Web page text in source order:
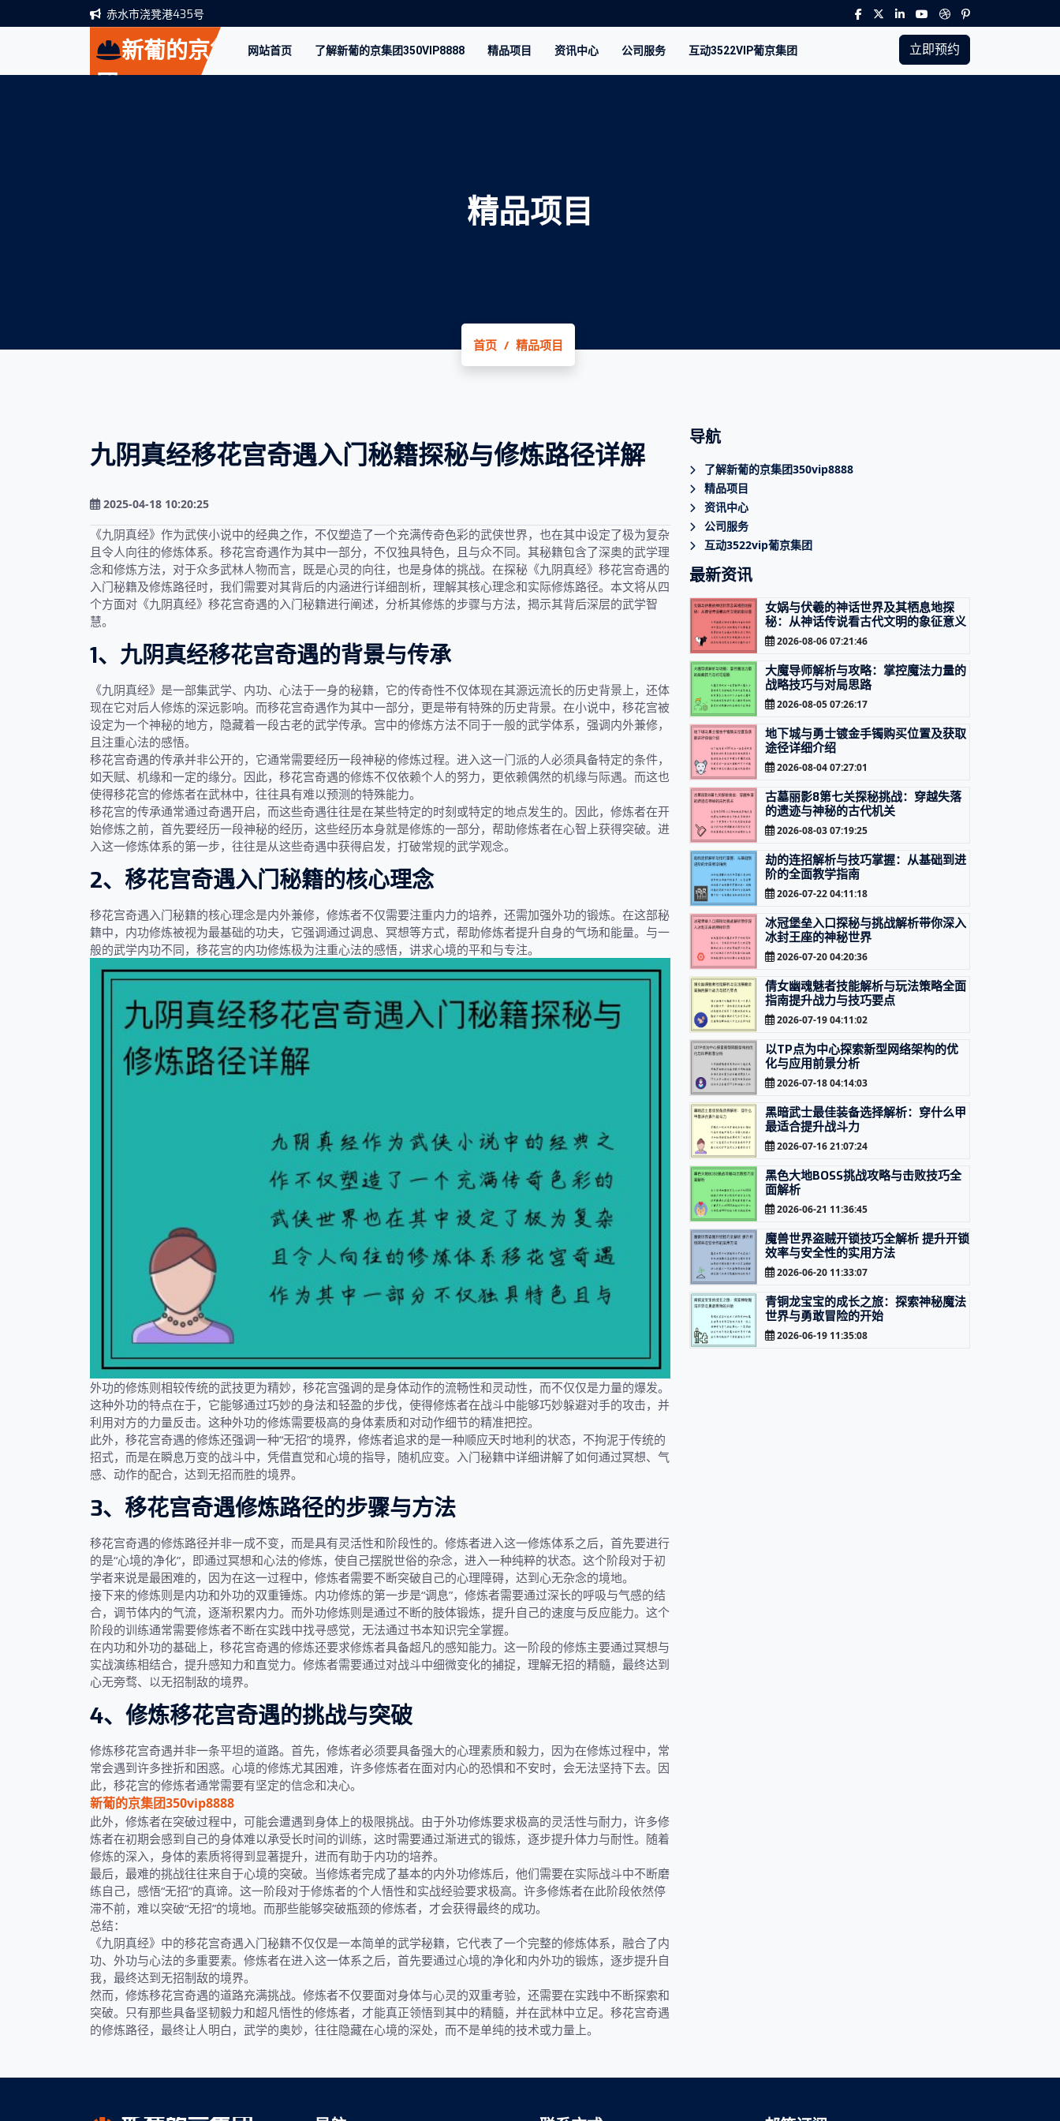
赤水市浇凳港435号
新葡的京集
团
网站首页 了解新葡的京集团350VIP8888 精品项目 资讯中心 公司服务 互动3522VIP葡京集团 立即预约
精品项目
首页 精品项目
九阴真经移花宫奇遇入门秘籍探秘与修炼路径详解
2025-04-18 10:20:25
《九阴真经》作为武侠小说中的经典之作，不仅塑造了一个充满传奇色彩的武侠世界，也在其中设定了极为复杂
且令人向往的修炼体系。移花宫奇遇作为其中一部分，不仅独具特色，且与众不同。其秘籍包含了深奥的武学理
念和修炼方法，对于众多武林人物而言，既是心灵的向往，也是身体的挑战。在探秘《九阴真经》移花宫奇遇的
入门秘籍及修炼路径时，我们需要对其背后的内涵进行详细剖析，理解其核心理念和实际修炼路径。本文将从四
个方面对《九阴真经》移花宫奇遇的入门秘籍进行阐述，分析其修炼的步骤与方法，揭示其背后深层的武学智
慧。
1、九阴真经移花宫奇遇的背景与传承
《九阴真经》是一部集武学、内功、心法于一身的秘籍，它的传奇性不仅体现在其源远流长的历史背景上，还体
现在它对后人修炼的深远影响。而移花宫奇遇作为其中一部分，更是带有特殊的历史背景。在小说中，移花宫被
设定为一个神秘的地方，隐藏着一段古老的武学传承。宫中的修炼方法不同于一般的武学体系，强调内外兼修，
且注重心法的感悟。
移花宫奇遇的传承并非公开的，它通常需要经历一段神秘的修炼过程。进入这一门派的人必须具备特定的条件，
如天赋、机缘和一定的缘分。因此，移花宫奇遇的修炼不仅依赖个人的努力，更依赖偶然的机缘与际遇。而这也
使得移花宫的修炼者在武林中，往往具有难以预测的特殊能力。
移花宫的传承通常通过奇遇开启，而这些奇遇往往是在某些特定的时刻或特定的地点发生的。因此，修炼者在开
始修炼之前，首先要经历一段神秘的经历，这些经历本身就是修炼的一部分，帮助修炼者在心智上获得突破。进
入这一修炼体系的第一步，往往是从这些奇遇中获得启发，打破常规的武学观念。
2、移花宫奇遇入门秘籍的核心理念
移花宫奇遇入门秘籍的核心理念是内外兼修，修炼者不仅需要注重内力的培养，还需加强外功的锻炼。在这部秘
籍中，内功修炼被视为最基础的功夫，它强调通过调息、冥想等方式，帮助修炼者提升自身的气场和能量。与一
般的武学内功不同，移花宫的内功修炼极为注重心法的感悟，讲求心境的平和与专注。
外功的修炼则相较传统的武技更为精妙，移花宫强调的是身体动作的流畅性和灵动性，而不仅仅是力量的爆发。
这种外功的特点在于，它能够通过巧妙的身法和轻盈的步伐，使得修炼者在战斗中能够巧妙躲避对手的攻击，并
利用对方的力量反击。这种外功的修炼需要极高的身体素质和对动作细节的精准把控。
此外，移花宫奇遇的修炼还强调一种“无招”的境界，修炼者追求的是一种顺应天时地利的状态，不拘泥于传统的
招式，而是在瞬息万变的战斗中，凭借直觉和心境的指导，随机应变。入门秘籍中详细讲解了如何通过冥想、气
感、动作的配合，达到无招而胜的境界。
3、移花宫奇遇修炼路径的步骤与方法
移花宫奇遇的修炼路径并非一成不变，而是具有灵活性和阶段性的。修炼者进入这一修炼体系之后，首先要进行
的是“心境的净化”，即通过冥想和心法的修炼，使自己摆脱世俗的杂念，进入一种纯粹的状态。这个阶段对于初
学者来说是最困难的，因为在这一过程中，修炼者需要不断突破自己的心理障碍，达到心无杂念的境地。
接下来的修炼则是内功和外功的双重锤炼。内功修炼的第一步是“调息”，修炼者需要通过深长的呼吸与气感的结
合，调节体内的气流，逐渐积累内力。而外功修炼则是通过不断的肢体锻炼，提升自己的速度与反应能力。这个
阶段的训练通常需要修炼者不断在实践中找寻感觉，无法通过书本知识完全掌握。
在内功和外功的基础上，移花宫奇遇的修炼还要求修炼者具备超凡的感知能力。这一阶段的修炼主要通过冥想与
实战演练相结合，提升感知力和直觉力。修炼者需要通过对战斗中细微变化的捕捉，理解无招的精髓，最终达到
心无旁骛、以无招制敌的境界。
4、修炼移花宫奇遇的挑战与突破
修炼移花宫奇遇并非一条平坦的道路。首先，修炼者必须要具备强大的心理素质和毅力，因为在修炼过程中，常
常会遇到许多挫折和困惑。心境的修炼尤其困难，许多修炼者在面对内心的恐惧和不安时，会无法坚持下去。因
此，移花宫的修炼者通常需要有坚定的信念和决心。
新葡的京集团350vip8888
此外，修炼者在突破过程中，可能会遭遇到身体上的极限挑战。由于外功修炼要求极高的灵活性与耐力，许多修
炼者在初期会感到自己的身体难以承受长时间的训练，这时需要通过渐进式的锻炼，逐步提升体力与耐性。随着
修炼的深入，身体的素质将得到显著提升，进而有助于内功的培养。
最后，最难的挑战往往来自于心境的突破。当修炼者完成了基本的内外功修炼后，他们需要在实际战斗中不断磨
练自己，感悟“无招”的真谛。这一阶段对于修炼者的个人悟性和实战经验要求极高。许多修炼者在此阶段依然停
滞不前，难以突破“无招”的境地。而那些能够突破瓶颈的修炼者，才会获得最终的成功。
总结：
《九阴真经》中的移花宫奇遇入门秘籍不仅仅是一本简单的武学秘籍，它代表了一个完整的修炼体系，融合了内
功、外功与心法的多重要素。修炼者在进入这一体系之后，首先要通过心境的净化和内外功的锻炼，逐步提升自
我，最终达到无招制敌的境界。
然而，修炼移花宫奇遇的道路充满挑战。修炼者不仅要面对身体与心灵的双重考验，还需要在实践中不断探索和
突破。只有那些具备坚韧毅力和超凡悟性的修炼者，才能真正领悟到其中的精髓，并在武林中立足。移花宫奇遇
的修炼路径，最终让人明白，武学的奥妙，往往隐藏在心境的深处，而不是单纯的技术或力量上。
导航
了解新葡的京集团350vip8888
精品项目
资讯中心
公司服务
互动3522vip葡京集团
最新资讯
女娲与伏羲的神话世界及其栖息地探
秘：从神话传说看古代文明的象征意义
2026-08-06 07:21:46
大魔导师解析与攻略：掌控魔法力量的
战略技巧与对局思路
2026-08-05 07:26:17
地下城与勇士镀金手镯购买位置及获取
途径详细介绍
2026-08-04 07:27:01
古墓丽影8第七关探秘挑战：穿越失落
的遗迹与神秘的古代机关
2026-08-03 07:19:25
劫的连招解析与技巧掌握：从基础到进
阶的全面教学指南
2026-07-22 04:11:18
冰冠堡垒入口探秘与挑战解析带你深入
冰封王座的神秘世界
2026-07-20 04:20:36
倩女幽魂魅者技能解析与玩法策略全面
指南提升战力与技巧要点
2026-07-19 04:11:02
以TP点为中心探索新型网络架构的优
化与应用前景分析
2026-07-18 04:14:03
黑暗武士最佳装备选择解析：穿什么甲
最适合提升战斗力
2026-07-16 21:07:24
黑色大地BOSS挑战攻略与击败技巧全
面解析
2026-06-21 11:36:45
魔兽世界盗贼开锁技巧全解析 提升开锁
效率与安全性的实用方法
2026-06-20 11:33:07
青铜龙宝宝的成长之旅：探索神秘魔法
世界与勇敢冒险的开始
2026-06-19 11:35:08